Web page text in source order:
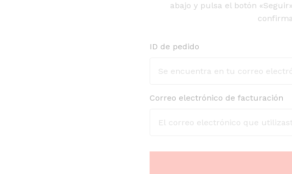
abajo y pulsa el botón
ID de pedido
Correo electrónico de facturación